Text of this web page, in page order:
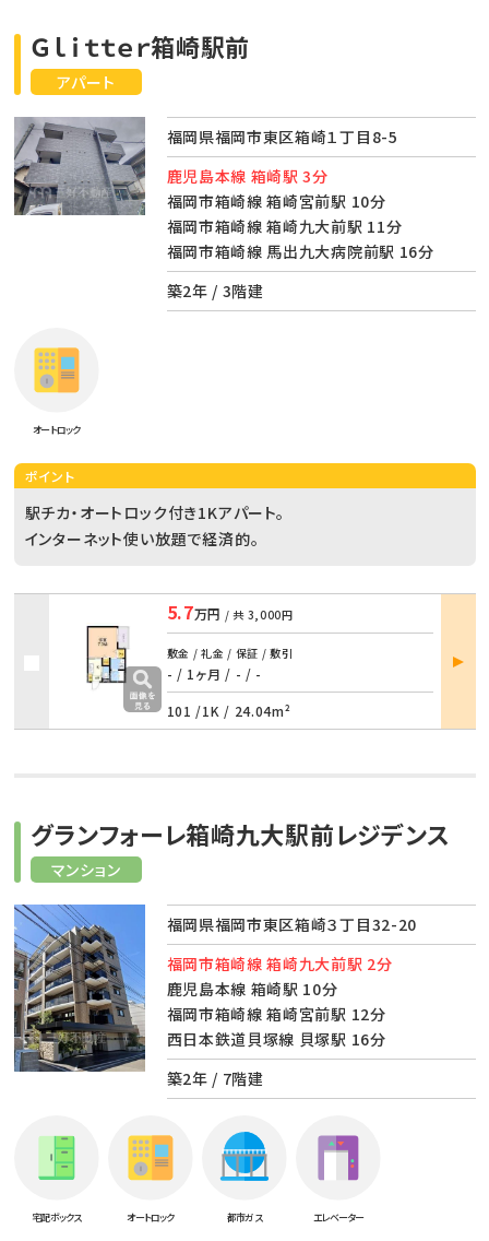
アパート
Ｇｌｉｔｔｅｒ箱崎駅前
福岡県福岡市東区箱崎１丁目8-5
鹿児島本線 箱崎駅 3分
福岡市箱崎線 箱崎宮前駅 10分
福岡市箱崎線 箱崎九大前駅 11分
福岡市箱崎線 馬出九大病院前駅 16分
築2年 / 3階建
オートロック
ポイント
駅チカ・オートロック付き1Kアパート。
インターネット使い放題で経済的。
5.7万円 / 共 3,000円
敷金 / 礼金 / 保証 / 敷引
- / 1ヶ月 / - / -
101 /1K / 24.04m²
部屋
詳細
マンション
グランフォーレ箱崎九大駅前レジデンス
福岡県福岡市東区箱崎３丁目32-20
福岡市箱崎線 箱崎九大前駅 2分
鹿児島本線 箱崎駅 10分
福岡市箱崎線 箱崎宮前駅 12分
西日本鉄道貝塚線 貝塚駅 16分
築2年 / 7階建
宅配ボックス オートロック 都市ガス エレベーター